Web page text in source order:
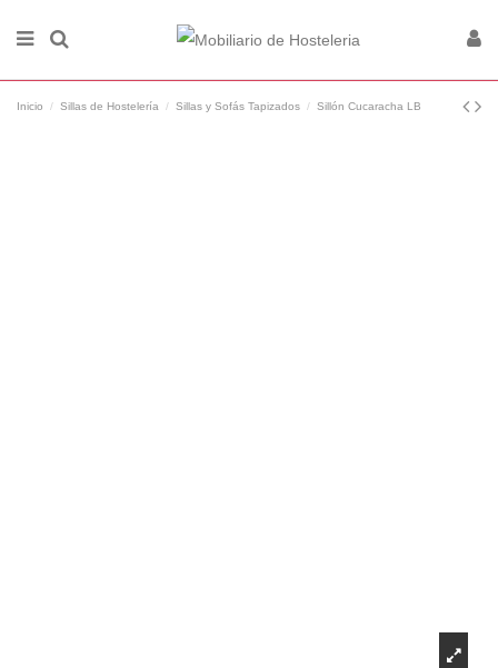
Inicio Sillas de Hostelería Sillas y Sofás Tapizados Sillón Cucaracha LB